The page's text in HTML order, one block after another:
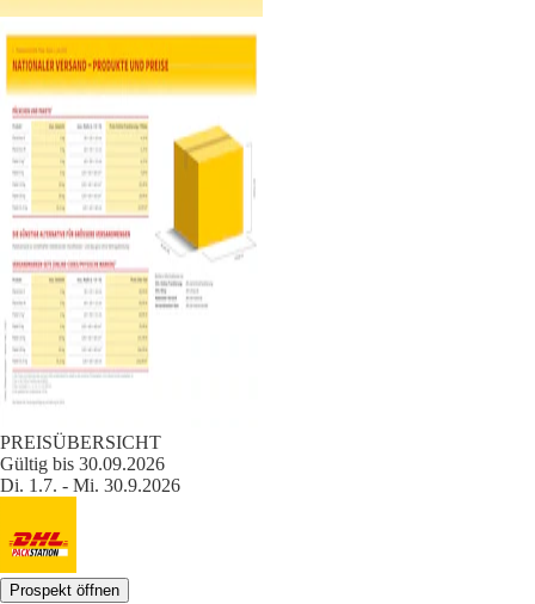
PREISÜBERSICHT
Gültig bis 30.09.2026
Di. 1.7. - Mi. 30.9.2026
Prospekt öffnen